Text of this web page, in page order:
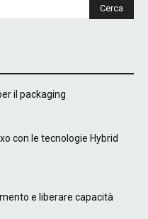
il packaging
con le tecnologie Hybrid
e liberare capacità